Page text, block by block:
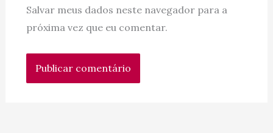
Salvar meus dados neste navegador para a
próxima vez que eu comentar.